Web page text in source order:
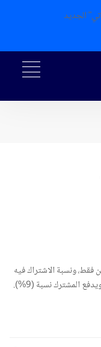
الجديد
ونسبة الاشتراك فيه
(18%) من الأجر، يدفع صاحب العمل نسبة (9%) ويدفع المشترك نسبة (9%).